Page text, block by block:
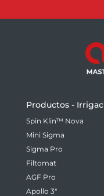
Productos -
Spin Klin™ Nova
Mini Sigma
Sigma Pro
Filtomat
AGF Pro
Apollo 3"